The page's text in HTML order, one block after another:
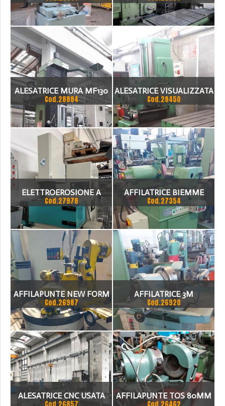
ALESATRICE MURA MF130
Cod.28884
ALESATRICE VISUALIZZATA
Cod.28450
ELETTROEROSIONE A
TUFFO DA
RICONDIZIONARE A
NORMA
Cod.27978
AFFILATRICE BIEMME
Cod.27354
AFFILAPUNTE NEW FORM
275
Cod.26987
AFFILATRICE 3M
Cod.26920
ALESATRICE CNC USATA
AFFILAPUNTE TOS 80MM